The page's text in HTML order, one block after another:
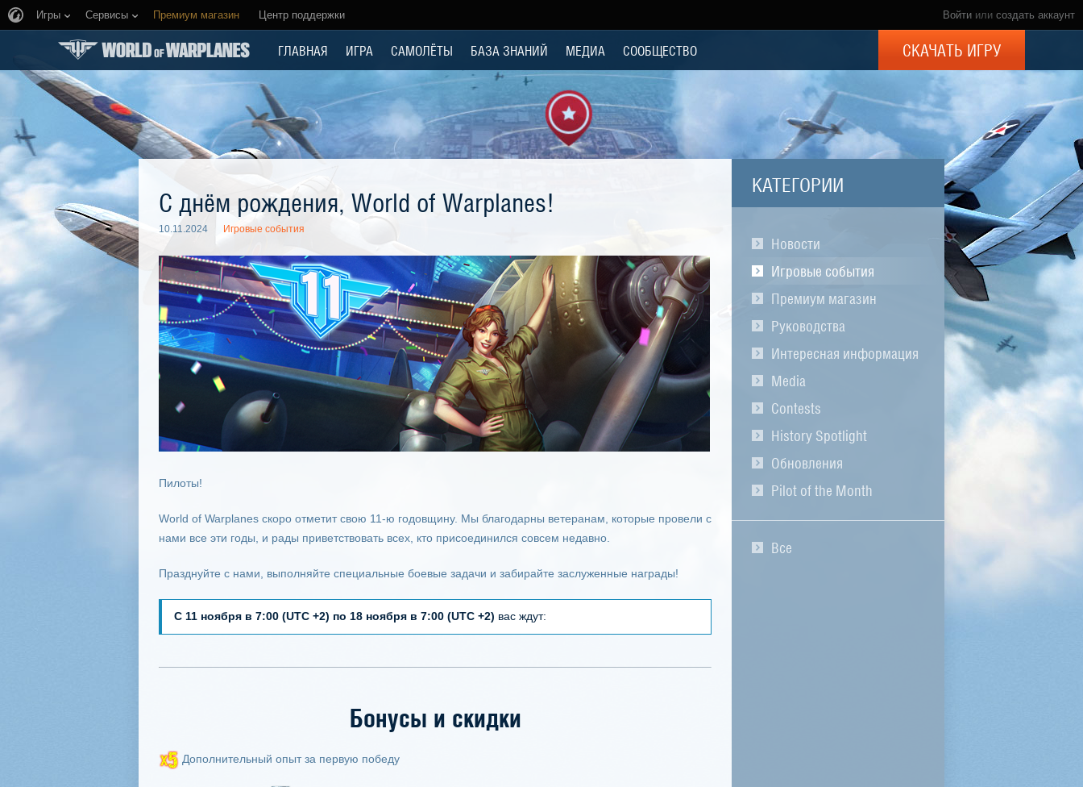
Войти или создать аккаунт
Игры Сервисы Премиум магазин Центр поддержки
ГЛАВНАЯ ИГРА САМОЛЁТЫ БАЗА ЗНАНИЙ МЕДИА СООБЩЕСТВО СКАЧАТЬ ИГРУ
КАТЕГОРИИ
Новости
Игровые события
Премиум магазин
Руководства
Интересная информация
Media
Contests
History Spotlight
Обновления
Pilot of the Month
Все
С днём рождения, World of Warplanes!
10.11.2024 Игровые события
Пилоты!
World of Warplanes скоро отметит свою 11-ю годовщину. Мы благодарны ветеранам, которые провели с
нами все эти годы, и рады приветствовать всех, кто присоединился совсем недавно.
Празднуйте с нами, выполняйте специальные боевые задачи и забирайте заслуженные награды!
С 11 ноября в 7:00 (UTC +2) по 18 ноября в 7:00 (UTC +2) вас ждут:
Бонусы и скидки
Дополнительный опыт за первую победу